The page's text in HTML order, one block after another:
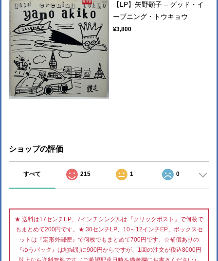
【LP】矢野顕子 ‎– グッド・イ
ーブニング・トウキョウ
¥3,800
ショップの評価
すべて 215 1 0
★ 送料は17センチEP、7インチシングルは『クリックポスト』で何枚で
もまとめて200円です。★ 30センチLP、10～12インチEP、ボックスセ
ットは『定形外郵便』で何枚でもまとめて700円です。☆補償ありの
『ゆうパック』は地域別に900円からですが、1回の注文が税込8000円